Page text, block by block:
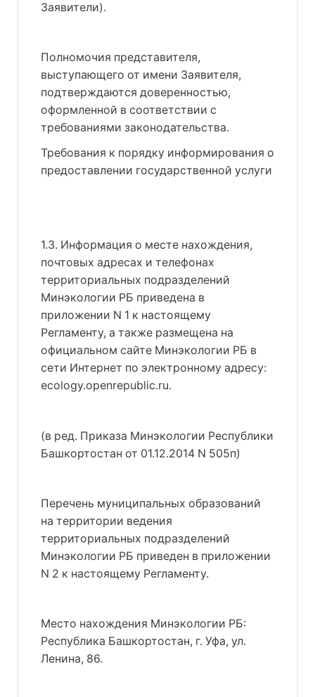
Заявители).
Полномочия представителя,
выступающего от имени Заявителя,
подтверждаются доверенностью,
оформленной в соответствии с
требованиями законодательства.
Требования к порядку информирования о
предоставлении государственной услуги
1.3. Информация о месте нахождения,
почтовых адресах и телефонах
территориальных подразделений
Минэкологии РБ приведена в
приложении N 1 к настоящему
Регламенту, а также размещена на
официальном сайте Минэкологии РБ в
сети Интернет по электронному адресу:
ecology.openrepublic.ru.
(в ред. Приказа Минэкологии Республики
Башкортостан от 01.12.2014 N 505п)
Перечень муниципальных образований
на территории ведения
территориальных подразделений
Минэкологии РБ приведен в приложении
N 2 к настоящему Регламенту.
Место нахождения Минэкологии РБ:
Республика Башкортостан, г. Уфа, ул.
Ленина, 86.